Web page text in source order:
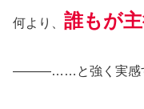
何より、 誰もが
―――……と強く実感す